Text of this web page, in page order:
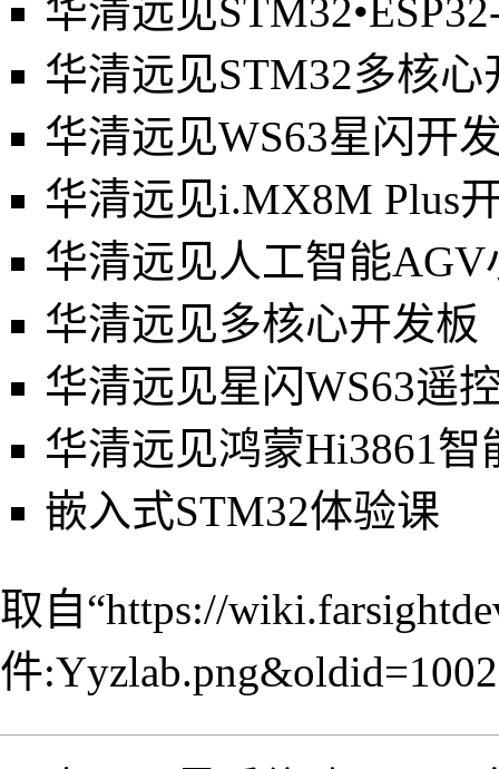
华清远见
华清远见STM32多核心
华清远见WS63星闪开
华清远见i.MX8M Plus
华清远见人工智能AGV
华清远见多核心开发板
华清远见星闪WS63遥
华清远见鸿蒙Hi3861智
嵌入式STM32体验课
取自“https://
件:Yyzlab.png&oldid=1002